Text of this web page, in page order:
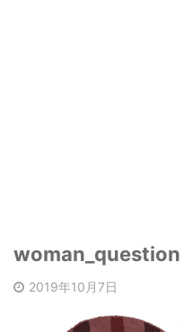
woman_question
2019年10月7日